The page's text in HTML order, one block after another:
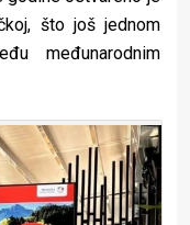
što još jednom
međunarodnim